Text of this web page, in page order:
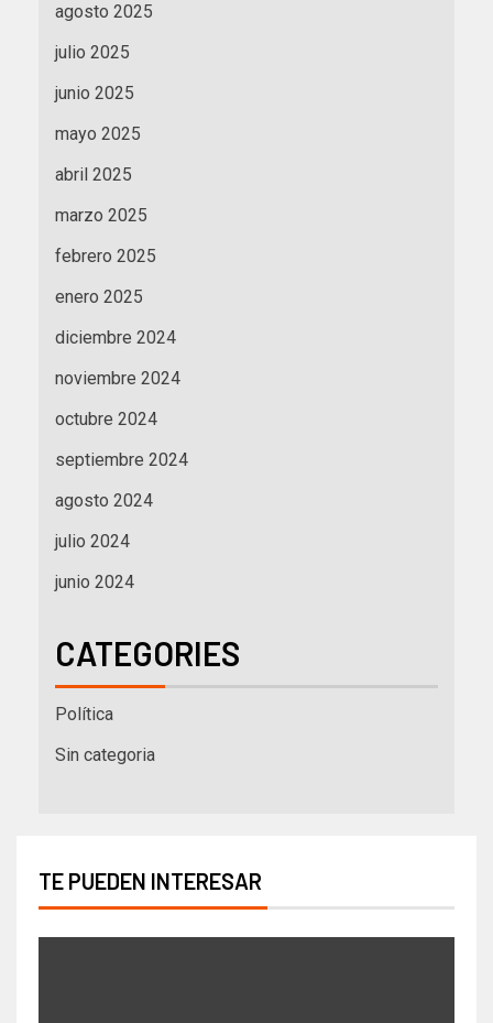
agosto 2025
julio 2025
junio 2025
mayo 2025
abril 2025
marzo 2025
febrero 2025
enero 2025
diciembre 2024
noviembre 2024
octubre 2024
septiembre 2024
agosto 2024
julio 2024
junio 2024
CATEGORIES
Política
Sin categoria
TE PUEDEN INTERESAR